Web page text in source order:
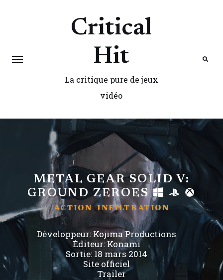
Critical
Hit
La critique pure de jeux
vidéo
METAL GEAR SOLID V:
GROUND ZEROES
ACTION INFILTRATION
Développeur: Kojima Productions
Éditeur: Konami
Sortie: 18 mars 2014
Site officiel
Trailer